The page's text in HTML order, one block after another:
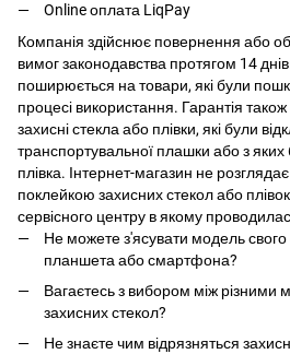
Online оплата LiqPay
Компанія здійснює повернення або
вимог законодавства протягом 14
поширюється на товари, які були
процесі використання. Гарантія
захисні стекла або плівки, які були
транспортувальної плашки або з яких
плівка. Інтернет-магазин не розглядає
поклейкою захисних стекол або
сервісного центру в якому
Не можете з'ясувати модель
планшета або смартфона?
Вагаєтесь з вибором між різними
захисних стекол?
Не знаєте чим відрязняться